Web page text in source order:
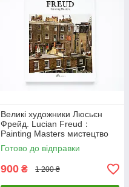
Великі художники Люсьєн
Фрейд. Lucian Freud：
Painting Masters мистецтво
живопис книги для
художників
Готово до відправки
900 ₴ 1 200 ₴